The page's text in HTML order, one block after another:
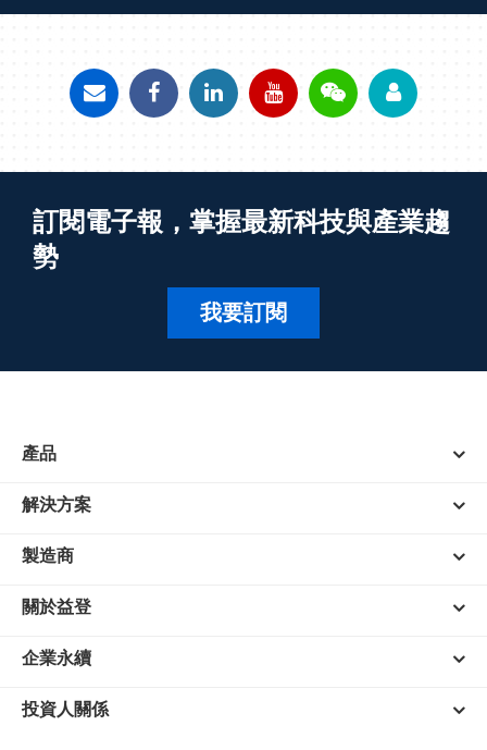
訂閱電子報，掌握最新科技與產業趨
勢
我要訂閱
產品
解決方案
製造商
關於益登
企業永續
投資人關係